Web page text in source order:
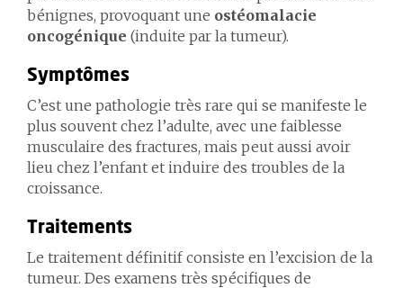
bénignes, provoquant une ostéomalacie
oncogénique (induite par la tumeur).
Symptômes
C’est une pathologie très rare qui se manifeste le
plus souvent chez l’adulte, avec une faiblesse
musculaire des fractures, mais peut aussi avoir
lieu chez l’enfant et induire des troubles de la
croissance.
Traitements
Le traitement définitif consiste en l’excision de la
tumeur. Des examens très spécifiques de